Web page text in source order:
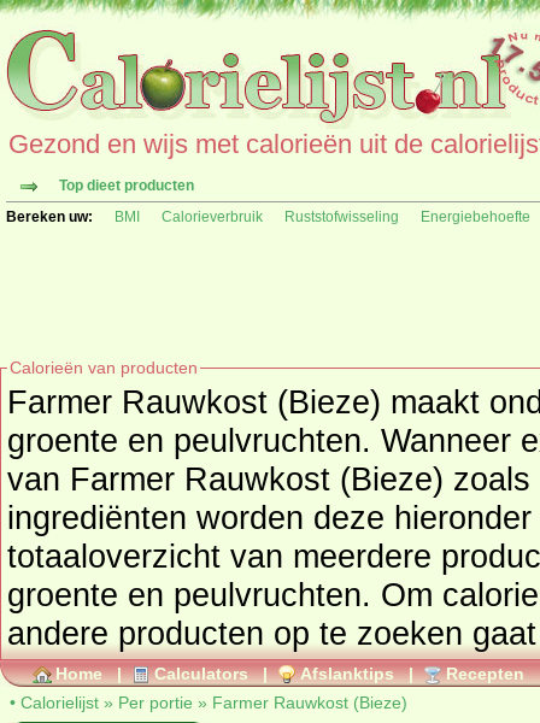
Gezond en wijs met calorieën uit de
Top dieet producten
Bereken uw:
BMI Calorieverbruik Ruststofwisseling Energiebehoefte
Calorieën van producten
Farmer Rauwkost (Bieze) maakt
groente en peulvruchten. Wanneer
van Farmer Rauwkost (Bieze)
ingrediënten worden deze hieronder getoond. Kijk hier voor een
groente en peulvruchten. Om
andere
Home | Calculators | Afslanktips | Recepten
• Calorielijst » Per portie » Farmer Rauwkost (Bieze)